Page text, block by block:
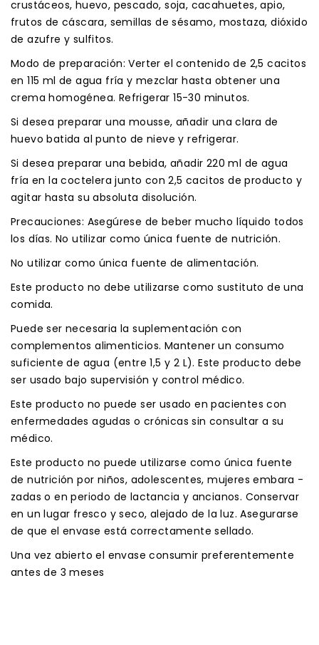
crustáceos, huevo, pescado, soja, cacahuetes, apio,
frutos de cáscara, semillas de sésamo, mostaza, dióxido
de azufre y sulfitos.
Modo de preparación: Verter el contenido de 2,5 cacitos
en 115 ml de agua fría y mezclar hasta obtener una
crema homogénea. Refrigerar 15-30 minutos.
Si desea preparar una mousse, añadir una clara de
huevo batida al punto de nieve y refrigerar.
Si desea preparar una bebida, añadir 220 ml de agua
fría en la coctelera junto con 2,5 cacitos de producto y
agitar hasta su absoluta disolución.
Precauciones: Asegúrese de beber mucho líquido todos
los días. No utilizar como única fuente de nutrición.
No utilizar como única fuente de alimentación.
Este producto no debe utilizarse como sustituto de una
comida.
Puede ser necesaria la suplementación con
complementos alimenticios. Mantener un consumo
suficiente de agua (entre 1,5 y 2 L). Este producto debe
ser usado bajo supervisión y control médico.
Este producto no puede ser usado en pacientes con
enfermedades agudas o crónicas sin consultar a su
médico.
Este producto no puede utilizarse como única fuente
de nutrición por niños, adolescentes, mujeres embara -
zadas o en periodo de lactancia y ancianos. Conservar
en un lugar fresco y seco, alejado de la luz. Asegurarse
de que el envase está correctamente sellado.
Una vez abierto el envase consumir preferentemente
antes de 3 meses